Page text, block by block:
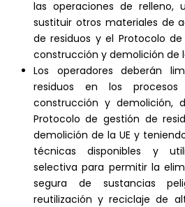
las operaciones de relleno,
sustituir otros materiales de
de residuos y el Protocolo
construcción y demolición de
Los operadores deberán
residuos en los
construcción y demolición,
Protocolo de gestión de
demolición de la UE y
técnicas disponibles y
selectiva para permitir la
segura de sustancias
reutilización y reciclaje de